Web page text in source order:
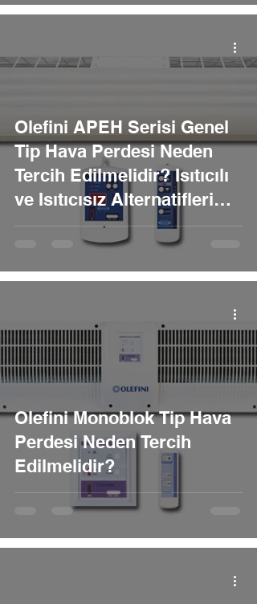
Olefini APEH Serisi Genel
Tip Hava Perdesi Neden
Tercih Edilmelidir? Isıtıcılı
ve Isıtıcısız Alternatifleri
Nelerdir?
Olefini Monoblok Tip Hava
Perdesi Neden Tercih
Edilmelidir?